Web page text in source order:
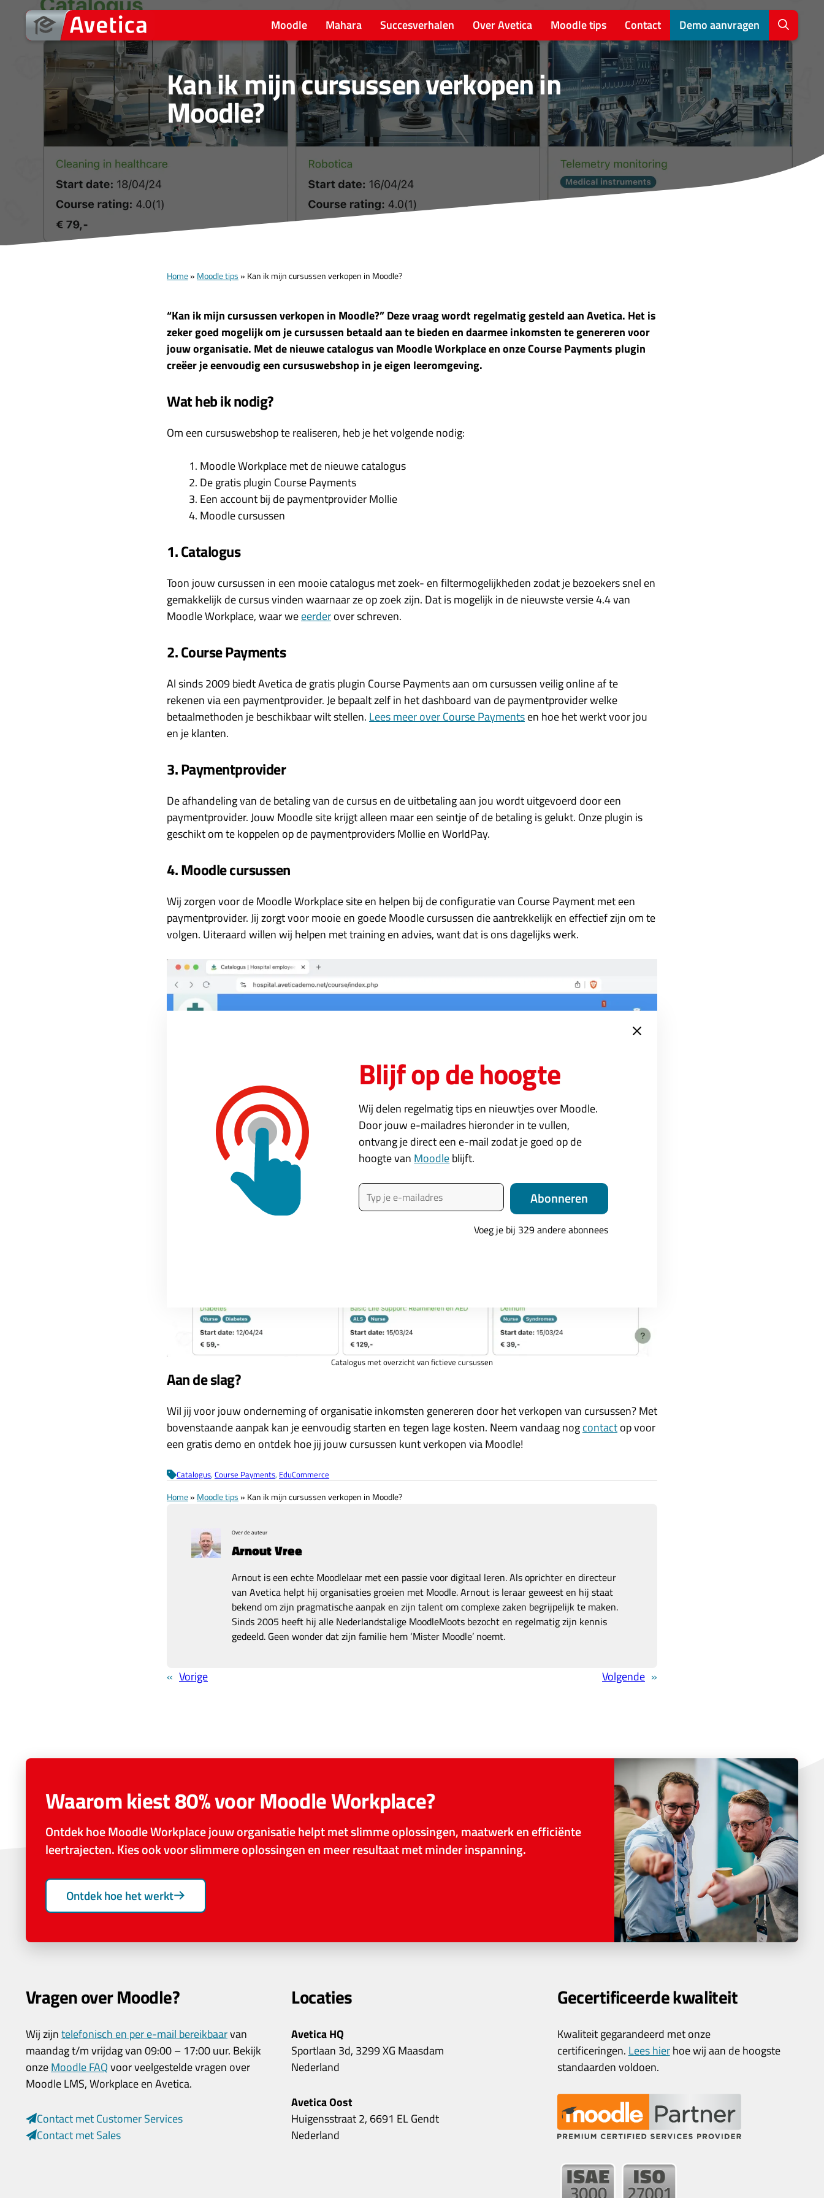
Moodle Mahara Succesverhalen Over Avetica Moodle tips Contact Demo aanvragen
Kan ik mijn cursussen verkopen in
Moodle?
Home» Moodle tips » Kan ik mijn cursussen verkopen in Moodle?
“Kan ik mijn cursussen verkopen in Moodle?” Deze vraag wordt regelmatig gesteld aan Avetica. Het is
zeker goed mogelijk om je cursussen betaald aan te bieden en daarmee inkomsten te genereren voor
jouw organisatie. Met de nieuwe catalogus van Moodle Workplace en onze Course Payments plugin
creëer je eenvoudig een cursuswebshop in je eigen leeromgeving.
Wat heb ik nodig?
Om een cursuswebshop te realiseren, heb je het volgende nodig:
Moodle Workplace met de nieuwe catalogus
De gratis plugin Course Payments
Een account bij de paymentprovider Mollie
Moodle cursussen
1. Catalogus
Toon jouw cursussen in een mooie catalogus met zoek- en filtermogelijkheden zodat je bezoekers snel en
gemakkelijk de cursus vinden waarnaar ze op zoek zijn. Dat is mogelijk in de nieuwste versie 4.4 van
Moodle Workplace, waar weeerderover schreven.
2. Course Payments
Al sinds 2009 biedt Avetica de gratis plugin Course Payments aan om cursussen veilig online af te
rekenen via een paymentprovider. Je bepaalt zelf in het dashboard van de paymentprovider welke
betaalmethoden je beschikbaar wilt stellen. Lees meer over Course Paymentsen hoe het werkt voor jou
en je klanten.
3. Paymentprovider
De afhandeling van de betaling van de cursus en de uitbetaling aan jou wordt uitgevoerd door een
paymentprovider. Jouw Moodle site krijgt alleen maar een seintje of de betaling is gelukt. Onze plugin is
geschikt om te koppelen op de paymentproviders Mollie en WorldPay.
4. Moodle cursussen
Wij zorgen voor de Moodle Workplace site en helpen bij de configuratie van Course Payment met een
paymentprovider. Jij zorgt voor mooie en goede Moodle cursussen die aantrekkelijk en effectief zijn om te
volgen. Uiteraard willen wij helpen met training en advies, want dat is ons dagelijks werk.
Catalogus met overzicht van fictieve cursussen
Aan de slag?
Wil jij voor jouw onderneming of organisatie inkomsten genereren door het verkopen van cursussen? Met
bovenstaande aanpak kan je eenvoudig starten en tegen lage kosten. Neem vandaag nogcontactop voor
een gratis demo en ontdek hoe jij jouw cursussen kunt verkopen via Moodle!
Catalogus, Course Payments, EduCommerce
Home» Moodle tips » Kan ik mijn cursussen verkopen in Moodle?
Over de auteur
Arnout Vree
Arnout is een echte Moodlelaar met een passie voor digitaal leren. Als oprichter en directeur
van Avetica helpt hij organisaties groeien met Moodle. Arnout is leraar geweest en hij staat
bekend om zijn pragmatische aanpak en zijn talent om complexe zaken begrijpelijk te maken.
Sinds 2005 heeft hij alle Nederlandstalige MoodleMoots bezocht en regelmatig zijn kennis
gedeeld. Geen wonder dat zijn familie hem ‘Mister Moodle’ noemt.
« Vorige Volgende »
Waarom kiest 80% voor Moodle Workplace?
Ontdek hoe Moodle Workplace jouw organisatie helpt met slimme oplossingen, maatwerk en efficiënte
leertrajecten. Kies ook voor slimmere oplossingen en meer resultaat met minder inspanning.
Ontdek hoe het werkt
Vragen over Moodle?
Wij zijntelefonisch en per e-mail bereikbaarvan
maandag t/m vrijdag van 09:00 – 17:00 uur. Bekijk
onzeMoodle FAQvoor veelgestelde vragen over
Moodle LMS, Workplace en Avetica.
Contact met Customer Services
Contact met Sales
Locaties
Avetica HQ
Sportlaan 3d, 3299 XG Maasdam
Nederland
Avetica Oost
Huigensstraat 2, 6691 EL Gendt
Nederland
Gecertificeerde kwaliteit
Kwaliteit gegarandeerd met onze
certificeringen. Lees hierhoe wij aan de hoogste
standaarden voldoen.
Blijf op de hoogte
Wij delen regelmatig tips en nieuwtjes over Moodle.
Door jouw e-mailadres hieronder in te vullen,
ontvang je direct een e-mail zodat je goed op de
hoogte van Moodleblijft.
Typ je e-mailadres
Abonneren
Voeg je bij 329 andere abonnees